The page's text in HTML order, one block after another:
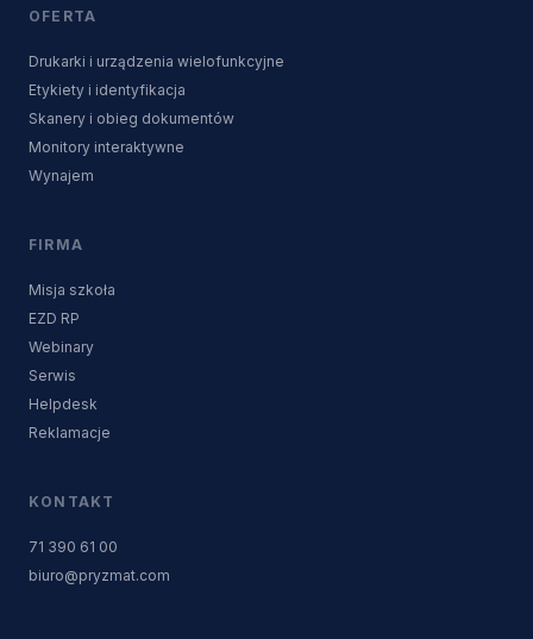
OFERTA
Drukarki i urządzenia wielofunkcyjne
Etykiety i identyfikacja
Skanery i obieg dokumentów
Monitory interaktywne
Wynajem
FIRMA
Misja szkoła
EZD RP
Webinary
Serwis
Helpdesk
Reklamacje
KONTAKT
71 390 61 00
biuro@pryzmat.com